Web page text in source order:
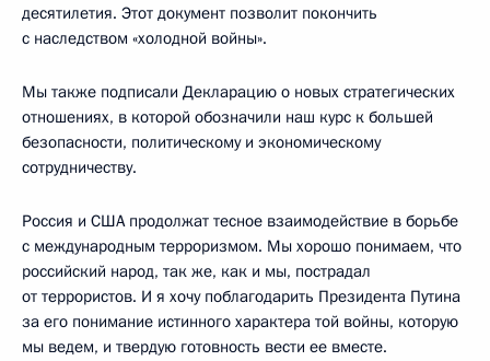
десятилетия. Этот документ позволит покончить
с наследством «холодной войны».
Мы также подписали Декларацию о новых стратегических
отношениях, в которой обозначили наш курс к большей
безопасности, политическому и экономическому
сотрудничеству.
Россия и США продолжат тесное взаимодействие в борьбе
с международным терроризмом. Мы хорошо понимаем, что
российский народ, так же, как и мы, пострадал
от террористов. И я хочу поблагодарить Президента Путина
за его понимание истинного характера той войны, которую
мы ведем, и твердую готовность вести ее вместе.